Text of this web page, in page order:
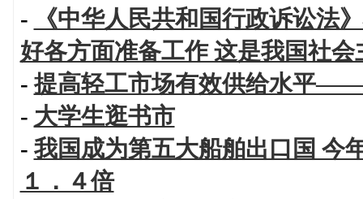
-
《中华人民共和国行政诉讼法
好各方面准备工作 这是我国社
-提高轻工市场有效供给水平
- 大学生逛书市
- 我国成为第五大船舶出口国 今
１．４倍